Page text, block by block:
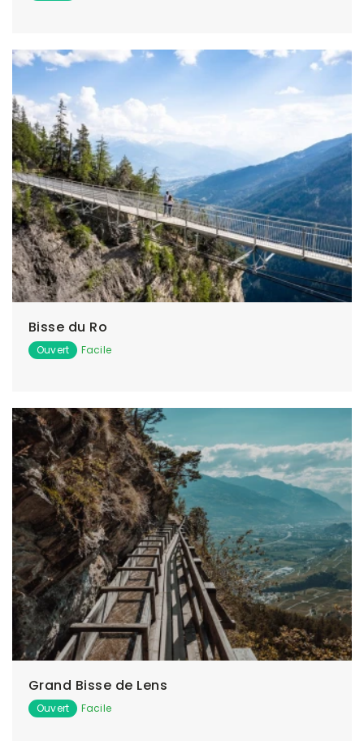
Bisse du Ro
Ouvert Facile
Grand Bisse de Lens
Ouvert Facile